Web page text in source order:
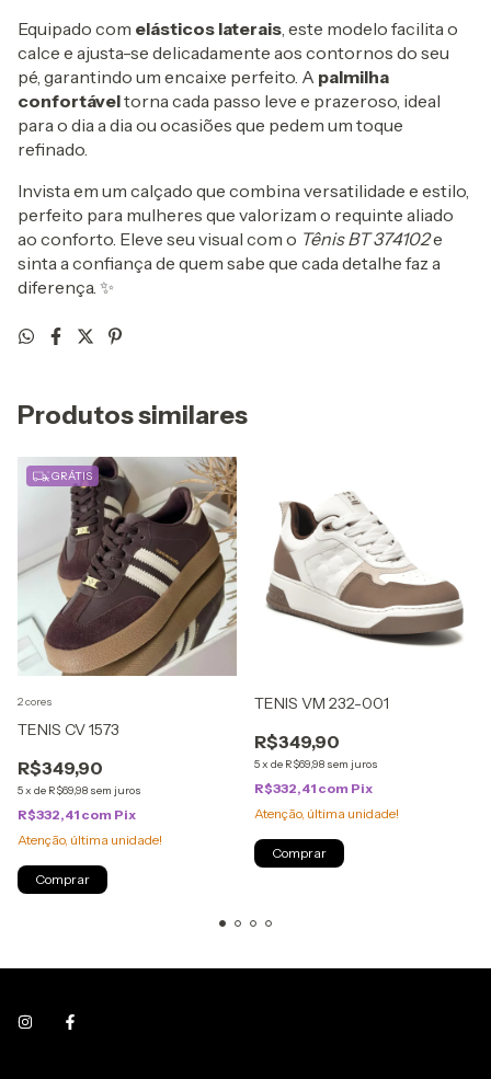
Equipado com elásticos laterais, este modelo facilita o
calce e ajusta-se delicadamente aos contornos do seu
pé, garantindo um encaixe perfeito. A palmilha
confortáveltorna cada passo leve e prazeroso, ideal
para o dia a dia ou ocasiões que pedem um toque
refinado.
Invista em um calçado que combina versatilidade e estilo,
perfeito para mulheres que valorizam o requinte aliado
ao conforto. Eleve seu visual com o Tênis BT 374102e
sinta a confiança de quem sabe que cada detalhe faz a
diferença. ✨
Produtos similares
GRÁTIS
TENIS CV 1573
R$349,90
5x de R$69,98 sem juros
R$332,41 com Pix
Atenção, última unidade!
2 cores
Comprar
TENIS VM 232-001
R$349,90
5x de R$69,98 sem juros
R$332,41 com Pix
Atenção, última unidade!
Comprar